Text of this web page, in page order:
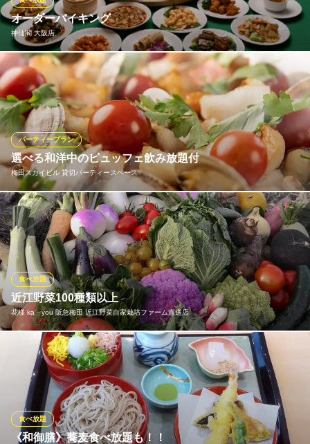
イタリアン パスタ
ＪＲ大阪駅 徒歩1分
大阪府大阪市北区梅田3-1-3 ルクア10F
オーダーバイキング
神仙閣 大阪店
老舗「神仙閣」の本格中華を食べ放題でお楽しみいただけます。
オーダーバイキングをご用意しております。
※こちらは夜のみのこだわりです。
神仙閣 大阪店
中華料理 宴会
大阪メトロ四つ橋線西梅田駅 徒歩1分
大阪府大阪市北区梅田1-3-1 大阪駅前第1ビル 12F
選べる和洋中のビュッフェ飲み放題付
梅田スカイビル 貸切パーティースペース
パーティープラン
和洋中折衷プラン（１～10月）と中国料理を楽しめるプランをご
用意しております。どれも飲み放題付きのビュッフェスタイルで
ご提供いたします。立食・着席などお好みのスタイルもご相談く
ださい。
梅田スカイビル 貸切パーティースペース
梅田貸切パーティー会場
JR大阪駅 徒歩7分
大阪府大阪市北区大淀中1-1-88 梅田スカイビル タワーイースト36F
近江野菜100種類以上
花様 ka－you 阪急梅田 近江野菜自家栽培ファーム直送店
食べ放題
滋賀県には伝統野菜が数多く存在します。滋賀県発祥の近江野菜
は、地元でも稀少です。日野菜、北之庄菜、万木かぶ、赤丸か
ぶ、小泉紅かぶら、矢島かぶ、伊吹大根、山田ねずみ大根、秦荘
山芋、下田なす、杉谷なすび、杉谷唐辛子、弥平唐辛子、笠原し
ょうが、鮎河菜、豊浦ねぎ、などが代表的な野菜で近年注目され
ています。
《和御膳》蕎麦食べ放題も！！
食べ放題